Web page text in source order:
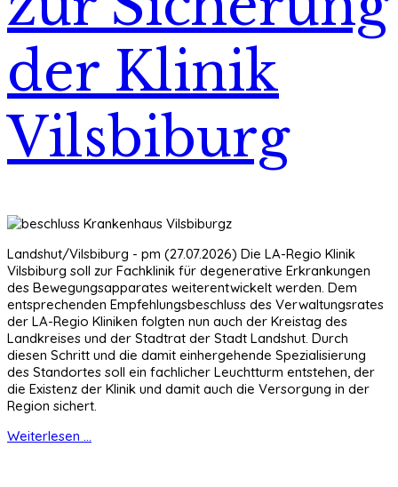
der Klinik
Vilsbiburg
Landshut/Vilsbiburg - pm (27.07.2026) Die LA-Regio Klinik
Vilsbiburg soll zur Fachklinik für degenerative Erkrankungen
des Bewegungsapparates weiterentwickelt werden. Dem
entsprechenden Empfehlungsbeschluss des Verwaltungsrates
der LA-Regio Kliniken folgten nun auch der Kreistag des
Landkreises und der Stadtrat der Stadt Landshut. Durch
diesen Schritt und die damit einhergehende Spezialisierung
des Standortes soll ein fachlicher Leuchtturm entstehen, der
die Existenz der Klinik und damit auch die Versorgung in der
Region sichert.
Weiterlesen ...